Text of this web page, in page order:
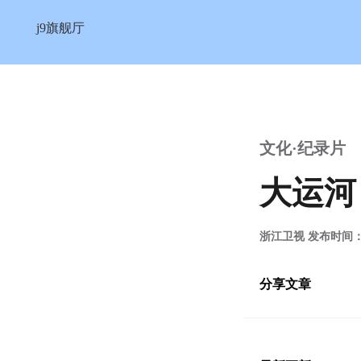
大运河-j9旗舰厅
j9旗舰厅
文化·纪录片
大运河
浙江卫视 发布时间
分享文章